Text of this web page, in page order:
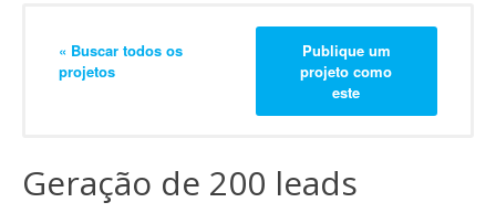
« Buscar todos os
projetos
Publique um
projeto como
este
Geração de 200 leads